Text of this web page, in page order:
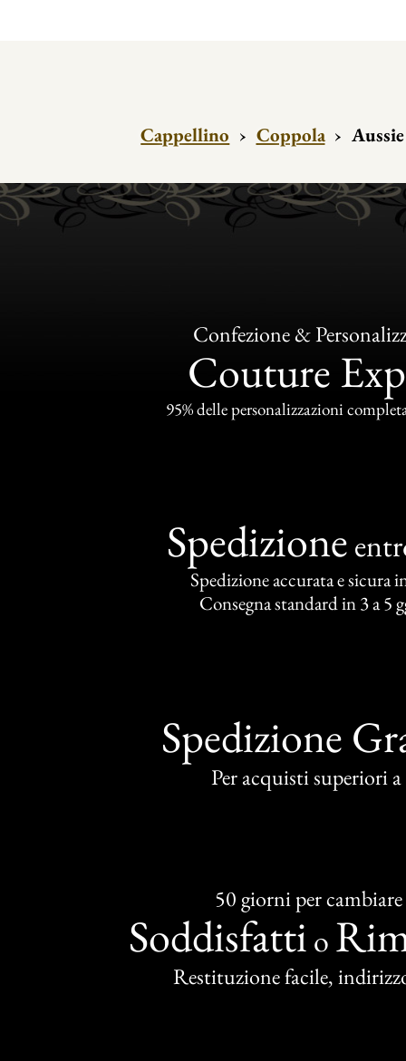
Cappellino › Coppola ›
Confezione &
Couture
95% delle personalizzazioni
Spedizione
Spedizione accurata e sicura
Consegna standard in 3 a 5
Spedizione
Per acquisti superiori
50 giorni per cambiare
Soddisfatti o
Restituzione facile,